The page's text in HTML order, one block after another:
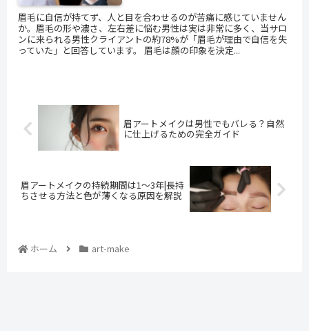
眉毛に自信が持てず、人と目を合わせるのが苦痛に感じていません
か。眉毛の形や濃さ、左右差に悩む男性は実は非常に多く、当サロ
ンに来られる男性クライアントの約78%が「眉毛が理由で自信を失
っていた」と回答しています。 眉毛は顔の印象を決定...
眉アートメイクは男性でもバレる？自然
に仕上げるための完全ガイド
眉アートメイクの持続期間は1〜3年|長持
ちさせる方法と色が薄くなる原因を解説
ホーム art-make